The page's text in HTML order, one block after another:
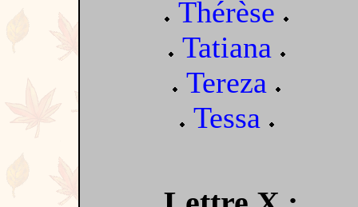
Thérèse
Tatiana
Tereza
Tessa